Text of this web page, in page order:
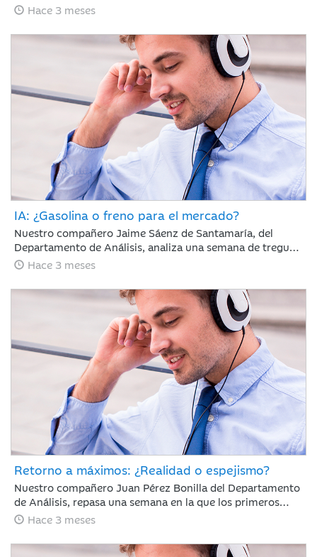
65 días con el estrecho de Ormuz cerrado y la tensión en
bloqueo, recuperando en abril gran parte del terreno
perdido en marzo.
Hace 3 meses
IA: ¿Gasolina o freno para el mercado?
Nuestro compañero Jaime Sáenz de Santamaría, del
Departamento de Análisis, analiza una semana de tregua
geopolítica en la que, pese a la falta de avances en las
empresariales retoman el protagonismo en las bolsas.
Hace 3 meses
Retorno a máximos: ¿Realidad o espejismo?
Nuestro compañero Juan Pérez Bonilla del Departamento
de Análisis, repasa una semana en la que los primeros
diálogos y pactos de alto al fuego han impulsado el
acercado a niveles previos al conflicto.
Hace 3 meses